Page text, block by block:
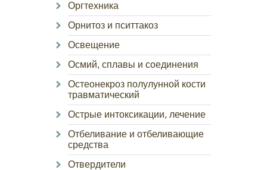
Оргтехника
Орнитоз и пситтакоз
Освещение
Осмий, сплавы и соединения
Остеонекроз полулунной кости
травматический
Острые интоксикации, лечение
Отбеливание и отбеливающие
средства
Отвердители